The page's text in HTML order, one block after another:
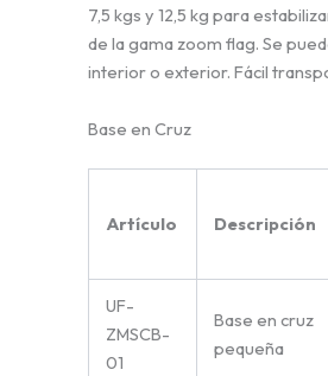
7,5 kgs y 12,5 kg para
de la gama zoom flag. Se
interior o exterior. Fácil
Base en Cruz
Artículo Descripción
UF-
ZMSCB-
01
Base en cruz
pequeña